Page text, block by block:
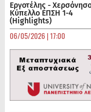
Εργοτέλης -
Κύπελλο ΕΠΣΗ 1-4
(Highlights)
06/05/2026 | 17:00